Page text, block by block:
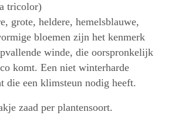
tricolor)
grote, heldere, hemelsblauwe,
bloemen zijn het kenmerk
winde, die oorspronkelijk
komt. Een niet winterharde
die een klimsteun nodig heeft.
zaad per plantensoort.